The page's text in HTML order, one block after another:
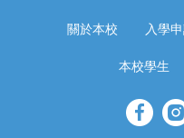
關於本校 入學
本校學生